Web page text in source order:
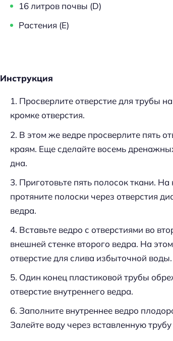
16 литров почвы (D)
Растения (Е)
Инструкция
Просверлите отверстие для трубы
кромке отверстия.
В этом же ведре просверлите пять
краям. Еще сделайте восемь
дна.
Приготовьте пять полосок ткани.
протяните полоски через отверстия
ведра.
Вставьте ведро с отверстиями во
внешней стенке второго ведра. На
отверстие для слива избыточной воды.
Один конец пластиковой трубы
отверстие внутреннего ведра.
Заполните внутреннее ведро
Залейте воду через вставленную